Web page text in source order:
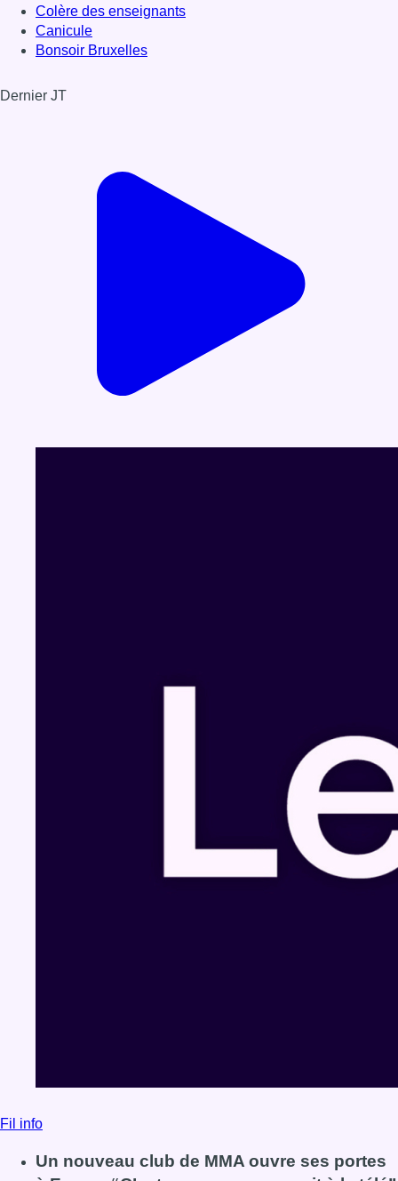
Colère des enseignants
Canicule
Bonsoir Bruxelles
Dernier JT
Fil info
Un nouveau club de MMA ouvre ses portes